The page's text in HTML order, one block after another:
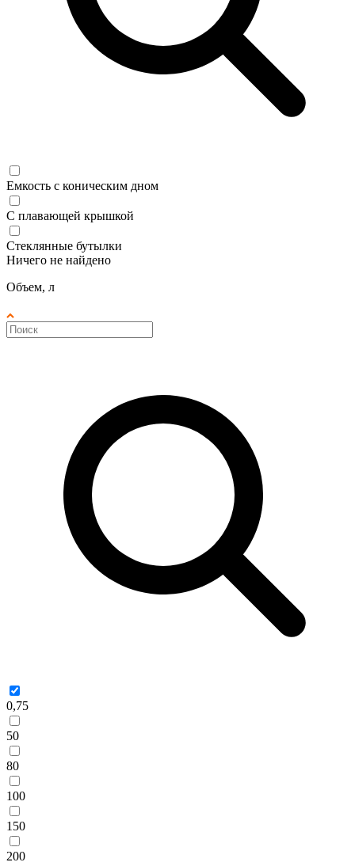
Емкость с коническим дном
С плавающей крышкой
Стеклянные бутылки
Ничего не найдено
Объем, л
0,75
50
80
100
150
200